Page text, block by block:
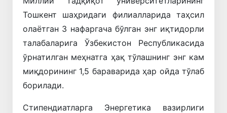
Тошкент шаҳридаги филиалларида таҳсил
олаётган 3 нафаргача бўлган энг иқтидорли
талабаларига Ўзбекистон Республикасида
ўрнатилган меҳнатга ҳақ тўлашнинг энг кам
миқдорининг 1,5 бараварида ҳар ойда тўлаб
борилади.
Стипендиатларга Энергетика вазирлиги